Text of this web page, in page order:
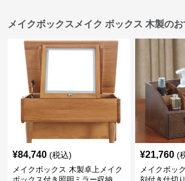
メイクボックスメイク ボックス 木製の
¥84,740 (税込)
メイクボックス 木製卓上メイク
¥21,760 (
メイクボッ